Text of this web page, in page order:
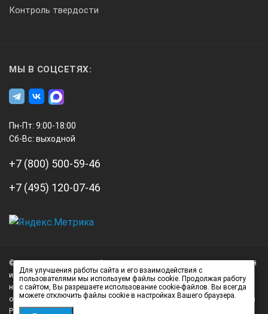
Контроль твердости
МЫ В СОЦСЕТЯХ:
Пн-Пт: 9:00-18:00
Сб-Вс: выходной
+7 (800) 500-59-46
+7 (495) 120-07-46
Нагорный
проезд
д.7
© 2026 А3 Инжиниринг Обращаем Ваше внимание на то, что данный
интернет-сайт носит исключительно информационный характер и
ни при каких условиях не является публичной офертой,
определяемой положениями статьи 437 (2) Гражданского кодекса
Российской Федерации.
Для улучшения работы сайта и его взаимодействия с
пользователями мы используем файлы cookie. Продолжая работу
с сайтом, Вы разрешаете использование cookie-файлов. Вы всегда
можете отключить файлы cookie в настройках Вашего браузера.